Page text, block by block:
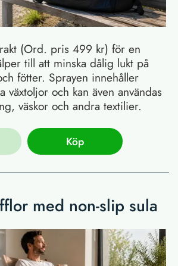
(Ord. pris 499 kr) för en
till att minska dålig lukt på
fötter. Sprayen innehåller
växtoljor och kan även användas
väskor och andra textilier.
Köp
med non-slip sula